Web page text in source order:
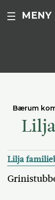
MENY
Bærum
Lilja